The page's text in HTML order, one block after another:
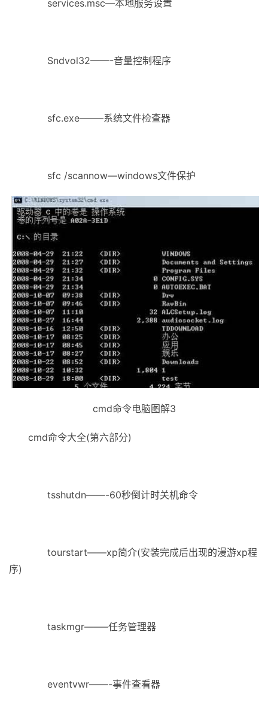
services.msc—本地服务设置
Sndvol32——-音量控制程序
sfc.exe——–系统文件检查器
sfc /scannow—windows文件保护
cmd命令电脑图解3
cmd命令大全(第六部分)
tsshutdn——-60秒倒计时关机命令
tourstart——xp简介(安装完成后出现的漫游xp程
序)
taskmgr——–任务管理器
eventvwr——-事件查看器